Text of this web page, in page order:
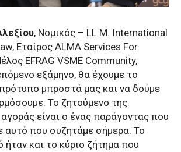
, Νομικός – LL.M. International
Εταίρος ALMA Services For
EFRAG VSME Community,
εξάμηνο, θα έχουμε το
μπροστά μας και να δούμε
Το ζητούμενο της
είναι ο ένας παράγοντας που
αυτό που συζητάμε σήμερα. Το
ήταν και το κύριο ζήτημα που